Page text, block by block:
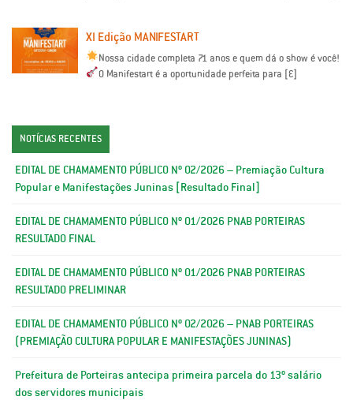
XI Edição MANIFESTART
Nossa cidade completa 71 anos e quem dá o show é você!
O Manifestart é a oportunidade perfeita para […]
NOTÍCIAS RECENTES
EDITAL DE CHAMAMENTO PÚBLICO Nº 02/2026 – Premiação Cultura
Popular e Manifestações Juninas [Resultado Final]
EDITAL DE CHAMAMENTO PÚBLICO Nº 01/2026 PNAB PORTEIRAS
RESULTADO FINAL
EDITAL DE CHAMAMENTO PÚBLICO Nº 01/2026 PNAB PORTEIRAS
RESULTADO PRELIMINAR
EDITAL DE CHAMAMENTO PÚBLICO Nº 02/2026 – PNAB PORTEIRAS
(PREMIAÇÃO CULTURA POPULAR E MANIFESTAÇÕES JUNINAS)
Prefeitura de Porteiras antecipa primeira parcela do 13º salário
dos servidores municipais